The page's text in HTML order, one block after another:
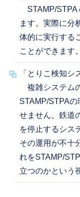
STAMP/STPA
ます。実際に分
体的に実行する
ことができます。
「とりこ検知シ
複雑システム
STAMP/STPA
せません。鉄道
を停止するシス
その運用が不十
れをSTAMP/
立つのかという